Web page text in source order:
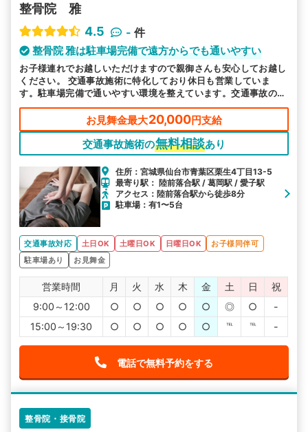
整骨院 雅
4.5
- 件
整骨院 雅は駐車場完備で遠方からでも通いやすい
お子様連れでお越しいただけますので親御さんも安心してお越し
ください。 交通事故施術に特化しており休日も営業していま
す。駐車場完備で通いやすい環境を整えています。交通事故のお
痛みは実績豊富な当院へご相談ください。
お見舞金最大20,000円支給
交通事故施術の無料相談あり
住所：宮城県仙台市青葉区栗生4丁目13-5
最寄り駅： 陸前落合駅 / 葛岡駅 / 愛子駅
アクセス：陸前落合駅から徒歩8分
駐車場：有1〜5台
交通事故対応 土日OK 土曜日OK 日曜日OK
お子様同伴可
駐車場あり
お見舞金
営業時間 月 火 水 木 金 土 日
祝
9:00～12:00
○ ○ ○ ○ ○ ◎ ○
-
15:00～19:30
○ ○ ○ ○ ○ ℡ ℡ -
電話で無料予約をする
整骨院・接骨院